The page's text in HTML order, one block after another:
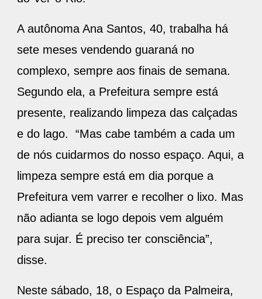
A autônoma Ana Santos, 40, trabalha há
sete meses vendendo guaraná no
complexo, sempre aos finais de semana.
Segundo ela, a Prefeitura sempre está
presente, realizando limpeza das calçadas
e do lago. “Mas cabe também a cada um
de nós cuidarmos do nosso espaço. Aqui, a
limpeza sempre está em dia porque a
Prefeitura vem varrer e recolher o lixo. Mas
não adianta se logo depois vem alguém
para sujar. É preciso ter consciência”,
disse.
Neste sábado, 18, o Espaço da Palmeira,